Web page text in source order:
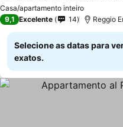
Casa/apartamento inteiro
9,1 Excelente 14 Reggio
Selecione as datas para
exatos.